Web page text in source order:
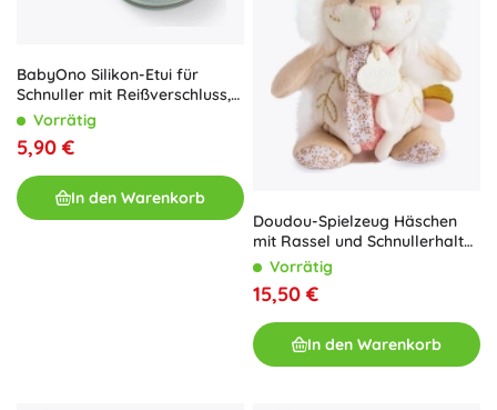
BabyOno Silikon-Etui für
Schnuller mit Reißverschluss,
Mint 0m+
Vorrätig
5,90 €
In den Warenkorb
Doudou-Spielzeug Häschen
mit Rassel und Schnullerhalter
21 cm – Rosa
Vorrätig
15,50 €
In den Warenkorb